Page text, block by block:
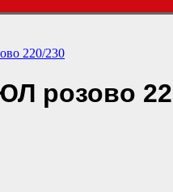
220/230
розово